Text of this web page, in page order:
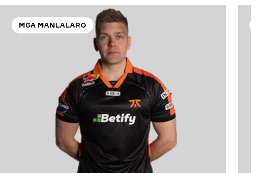
MGA MANLALARO